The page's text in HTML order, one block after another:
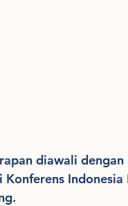
diawali
Konferens